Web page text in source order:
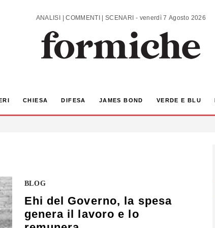
ANALISI | COMMENTI | SCENARI - venerdì 7 Agosto 2026
CHIESA DIFESA JAMES BOND VERDE E BLU
BLOG
Ehi del Governo, la spesa
genera il lavoro e lo